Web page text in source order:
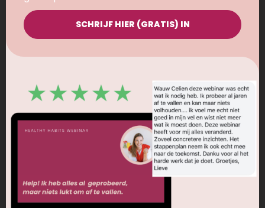
SCHRIJF HIER (GRATIS) IN
gekarameliseerde peren met kaneel maakt dit
gerecht zowel voedzaam als méga lekker!
Perfect voor een uitgebreid ontbijt of een
verwennerij in het weekend! Geniet van deze
INGREDIËNTEN